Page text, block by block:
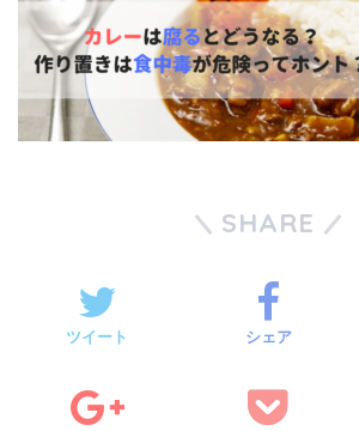
SHARE
ツイート シェア